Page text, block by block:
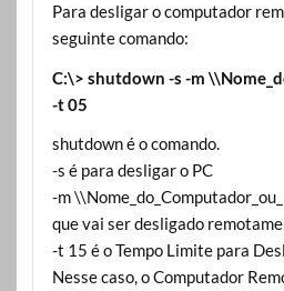
Para desligar o computador
seguinte comando:
C:\> shutdown -s -m
-t 05
shutdown é o comando.
-s é para desligar o PC
-m
que vai ser desligado
-t 15 é o Tempo Limite para
Nesse caso, o Computador